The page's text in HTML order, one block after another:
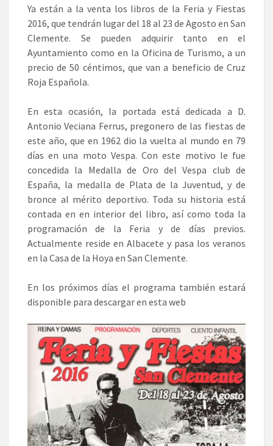
Ya están a la venta los libros de la Feria y Fiestas
2016, que tendrán lugar del 18 al 23 de Agosto en San
Clemente. Se pueden adquirir tanto en el
Ayuntamiento como en la Oficina de Turismo, a un
precio de 50 céntimos, que van a beneficio de Cruz
Roja Española.
En esta ocasión, la portada está dedicada a D.
Antonio Veciana Ferrus, pregonero de las fiestas de
este año, que en 1962 dio la vuelta al mundo en 79
días en una moto Vespa. Con este motivo le fue
concedida la Medalla de Oro del Vespa club de
España, la medalla de Plata de la Juventud, y de
bronce al mérito deportivo. Toda su historia está
contada en en interior del libro, así como toda la
programación de la Feria y de días previos.
Actualmente reside en Albacete y pasa los veranos
en la Casa de la Hoya en San Clemente.
En los próximos días el programa también estará
disponible para descargar en esta web